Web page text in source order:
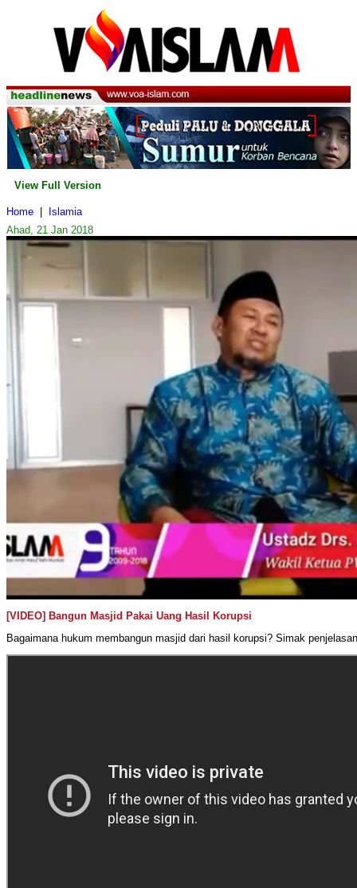
View Full Version
Home
Islamia
Ahad, 21 Jan 2018
[VIDEO] Bangun Masjid Pakai Uang Hasil Korupsi
Bagaimana hukum membangun masjid dari hasil korupsi? Simak